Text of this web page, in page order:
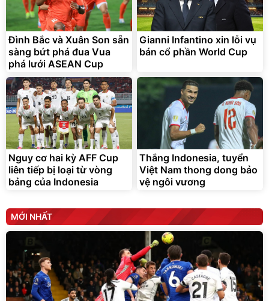
Đình Bắc và Xuân Son sẵn
sàng bứt phá đua Vua
phá lưới ASEAN Cup
Gianni Infantino xin lỗi vụ
bán cổ phần World Cup
Nguy cơ hai kỳ AFF Cup
liên tiếp bị loại từ vòng
bảng của Indonesia
Thắng Indonesia, tuyển
Việt Nam thong dong bảo
vệ ngôi vương
MỚI NHẤT